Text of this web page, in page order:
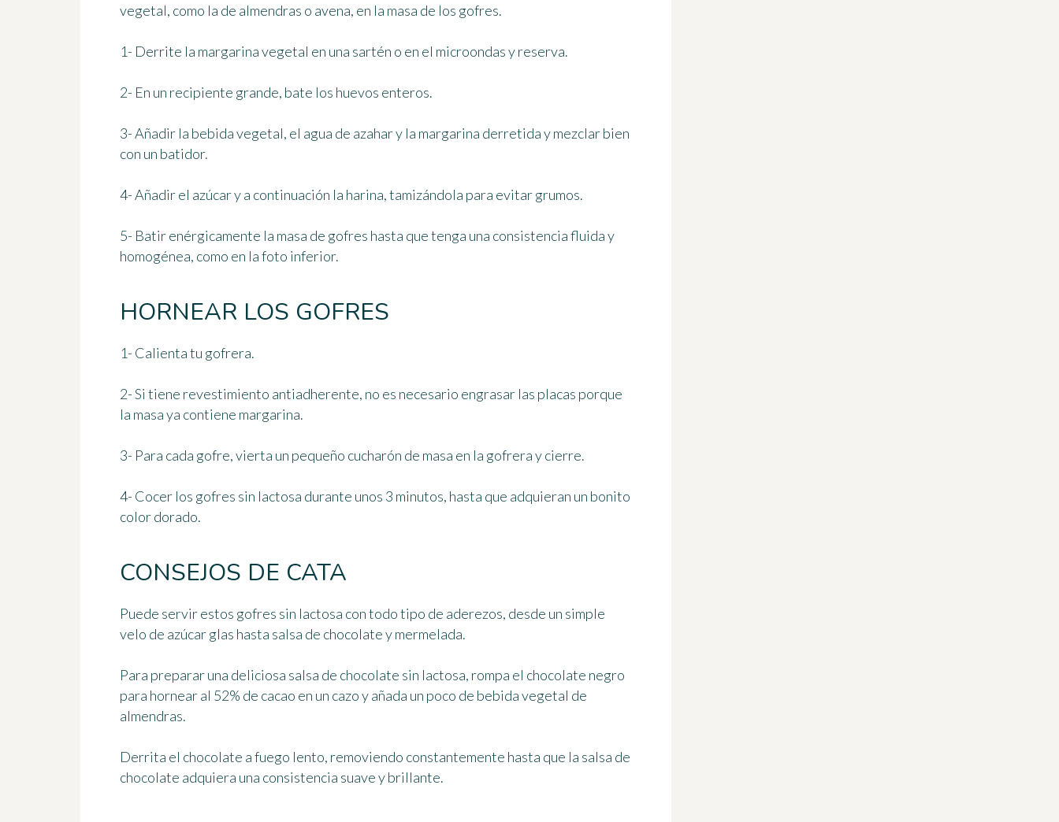
vegetal, como la de almendras o avena, en la masa de los gofres.
1- Derrite la margarina vegetal en una sartén o en el microondas y reserva.
2- En un recipiente grande, bate los huevos enteros.
3- Añadir la bebida vegetal, el agua de azahar y la margarina derretida y mezclar bien
con un batidor.
4- Añadir el azúcar y a continuación la harina,tamizándola para evitar grumos.
5- Batir enérgicamente la masa de gofres hasta que tenga una consistencia fluida y
homogénea, como en la foto inferior.
HORNEAR LOS GOFRES
1- Calienta tu gofrera.
2- Si tiene revestimiento antiadherente, no es necesario engrasar las placas porque
la masa ya contiene margarina.
3- Para cada gofre, vierta un pequeño cucharón de masa en la gofrera y cierre.
4- Cocer los gofres sin lactosa durante unos 3 minutos, hasta que adquieran un bonito
color dorado.
CONSEJOS DE CATA
Puede servir estos gofres sin lactosa con todo tipo de aderezos, desde un simple
velo de azúcar glas hasta salsa de chocolate y mermelada.
Para prepararuna deliciosa salsa de chocolate sin lactosa, rompa el chocolate negro
para hornear al 52% de cacao en un cazo y añada un poco de bebida vegetal de
almendras.
Derrita el chocolate a fuego lento, removiendo constantemente hasta que la salsa de
chocolate adquiera una consistencia suave y brillante.